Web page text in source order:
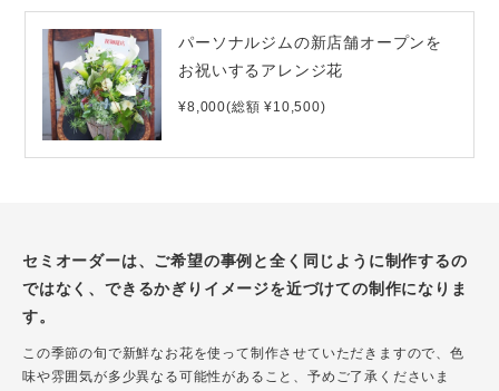
パーソナルジムの新店舗オープンを
お祝いするアレンジ花
¥8,000(総額 ¥10,500)
セミオーダーは、ご希望の事例と全く同じように制作するの
ではなく、できるかぎりイメージを近づけての制作になりま
す。
この季節の旬で新鮮なお花を使って制作させていただきますので、色
味や雰囲気が多少異なる可能性があること、予めご了承くださいま